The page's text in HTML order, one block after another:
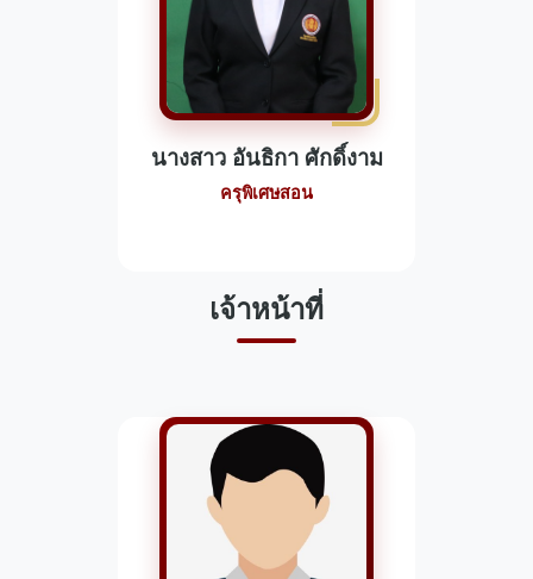
นางสาว อันธิกา ศักดิ์งาม
ครุพิเศษสอน
เจ้าหน้าที่